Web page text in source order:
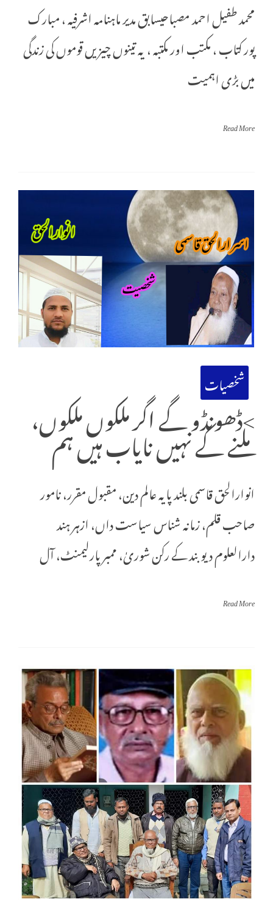
محمد طفیل احمد مصباحیسابق مدیر ماہنامہ اشرفیہ ، مبارک
پور کتاب ، مکتب اور مکتبہ ، یہ تینوں چیزیں قوموں کی زندگی
میں بڑی اہمیت
Read More
شخصیات
>ڈھونڈو گے اگر ملکوں ملکوں،
ملنے کے نہیں نایاب ہیں ہم
انوارالحق قاسمی بلند پایہ عالم دین، مقبول مقرر، نامور
صاحب قلم، زمانہ شناس سیاست داں، ازہر ہند
دارالعلوم دیوبند کے رکن شوریٰ، ممبر پارلیمنٹ، آل
Read More